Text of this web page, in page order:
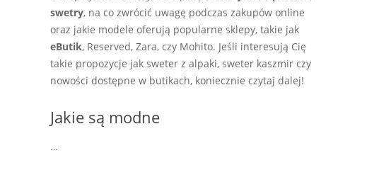
swetry, na co zwrócić uwagę podczas zakupów online
oraz jakie modele oferują popularne sklepy, takie jak
eButik, Reserved, Zara, czy Mohito. Jeśli interesują Cię
takie propozycje jak sweter z alpaki, sweter kaszmir czy
nowości dostępne w butikach, koniecznie czytaj dalej!
Jakie są modne
…